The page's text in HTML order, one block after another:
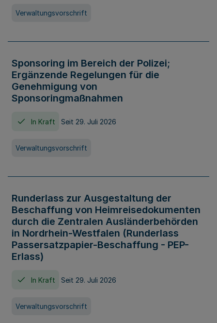
Verwaltungsvorschrift
Sponsoring im Bereich der Polizei;
Ergänzende Regelungen für die
Genehmigung von
Sponsoringmaßnahmen
In Kraft Seit 29. Juli 2026
Verwaltungsvorschrift
Runderlass zur Ausgestaltung der
Beschaffung von Heimreisedokumenten
durch die Zentralen Ausländerbehörden
in Nordrhein-Westfalen (Runderlass
Passersatzpapier-Beschaffung - PEP-
Erlass)
In Kraft Seit 29. Juli 2026
Verwaltungsvorschrift